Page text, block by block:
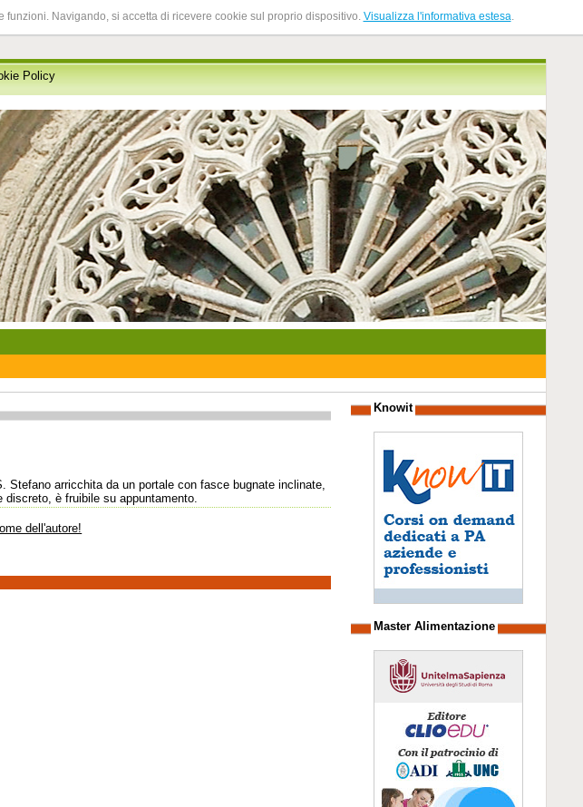
Navigando, si accetta di ricevere cookie sul proprio dispositivo. Visualizza l'informativa estesa.
Policy
arricchita da un portale con fasce bugnate inclinate,
è fruibile su appuntamento.
dell'autore!
Knowit
Master Alimentazione